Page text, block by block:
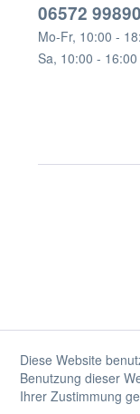
06572
Mo-Fr, 10:00 -
Sa, 10:00 -
Diese Website
Benutzung dieser
Ihrer Zustimmung